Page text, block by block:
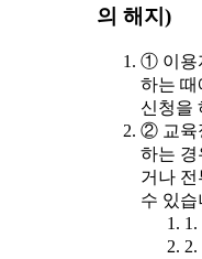
의 해지)
① 이용
하는 때
신청을
② 교육
하는 경
거나
수 있습
2.